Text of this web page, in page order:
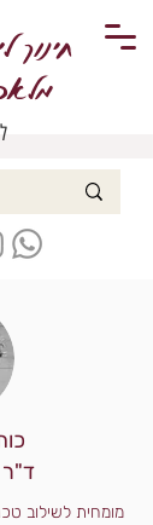
חינוך
ד"ר
מומחית לשילוב